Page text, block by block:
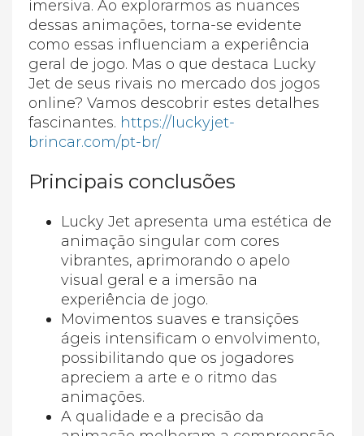
imersiva. Ao explorarmos as nuances
dessas animações, torna-se evidente
como essas influenciam a experiência
geral de jogo. Mas o que destaca Lucky
Jet de seus rivais no mercado dos jogos
online? Vamos descobrir estes detalhes
fascinantes. https://luckyjet-
brincar.com/pt-br/
Principais conclusões
Lucky Jet apresenta uma estética de
animação singular com cores
vibrantes, aprimorando o apelo
visual geral e a imersão na
experiência de jogo.
Movimentos suaves e transições
ágeis intensificam o envolvimento,
possibilitando que os jogadores
apreciem a arte e o ritmo das
animações.
A qualidade e a precisão da